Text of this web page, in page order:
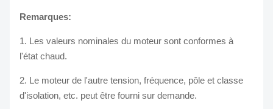
Remarques:
1. Les valeurs nominales du moteur sont conformes à
l'état chaud.
2. Le moteur de l'autre tension, fréquence, pôle et classe
d'isolation, etc. peut être fourni sur demande.